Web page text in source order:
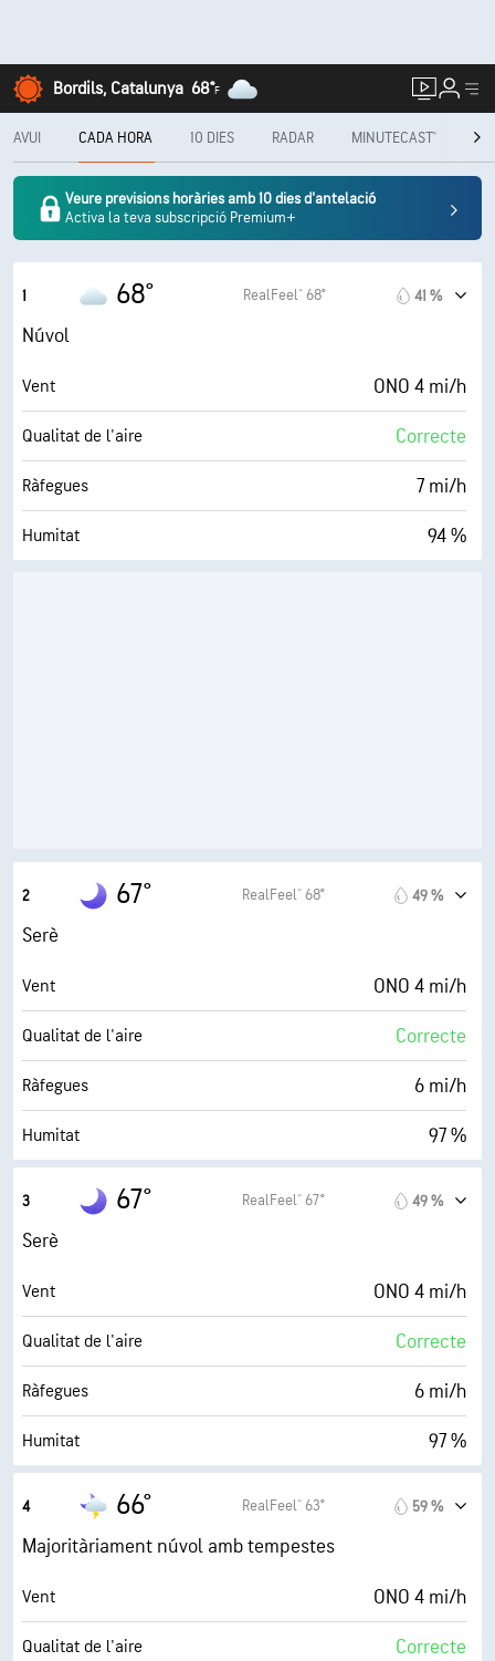
Bordils, Catalunya 68°F
AVUI CADA HORA 10 DIES RADAR MINUTECAST®
Veure previsions horàries amb 10 dies d'antelació
Activa la teva subscripció Premium+
1 68° RealFeel® 68° 41 %
Núvol
Vent ONO 4 mi/h
Qualitat de l'aire Correcte
Ràfegues 7 mi/h
Humitat 94 %
2 67° RealFeel® 68° 49 %
Serè
Vent ONO 4 mi/h
Qualitat de l'aire Correcte
Ràfegues 6 mi/h
Humitat 97 %
Punt de rosada
AccuLumen Brightness Index™
Nuvolositat 0 %
Visibilitat 10 mi
Sostre de núvols 30000 ft
3 67° RealFeel® 67° 49 %
Serè
Vent ONO 4 mi/h
Qualitat de l'aire Correcte
Ràfegues 6 mi/h
Humitat 97 %
Punt de rosada
AccuLumen Brightness Index™
Nuvolositat 0 %
Visibilitat 10 mi
4 66° RealFeel® 63° 59 %
Majoritàriament núvol amb tempestes
Vent ONO 4 mi/h
Qualitat de l'aire Correcte